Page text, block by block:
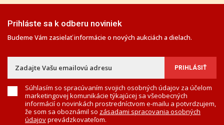
Prihláste sa k odberu noviniek
Budeme Vám zasielať informácie o nových aukciách a dielach.
Súhlasím so spracúvaním svojich osobných údajov za účelom
marketingovej komunikácie týkajúcej sa všeobecných
informácií o novinkách prostredníctvom e-mailu a potvrdzujem,
že som sa oboznámil so zásadami spracovania osobných
údajovprevádzkovateľom.